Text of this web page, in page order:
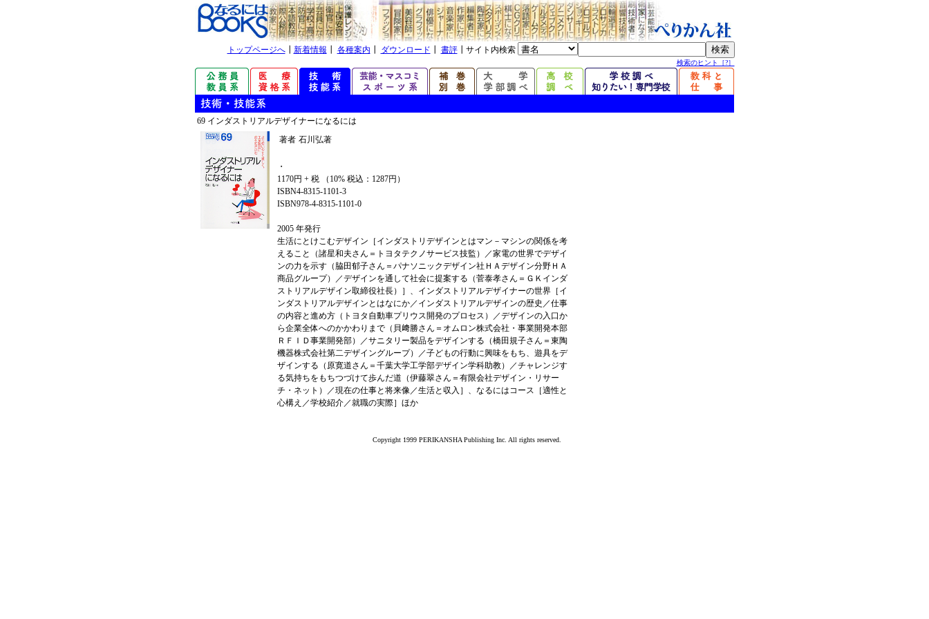
トップページへ┃ 新着情報 各種案内 ダウンロード 書評┃サイト内検索
検索のヒント［?］
69 インダストリアルデザイナーになるには
著者 石川弘著
・
1170円 + 税 （10% 税込：1287円）
ISBN4-8315-1101-3
ISBN978-4-8315-1101-0
2005 年発行
生活にとけこむデザイン［インダストリデザインとはマン－マシンの関係を考
えること（諸星和夫さん＝トヨタテクノサービス技監）／家電の世界でデザイ
ンの力を示す（脇田郁子さん＝パナソニックデザイン社ＨＡデザイン分野ＨＡ
商品グループ）／デザインを通して社会に提案する（菅泰孝さん＝ＧＫインダ
ストリアルデザイン取締役社長）］、インダストリアルデザイナーの世界［イ
ンダストリアルデザインとはなにか／インダストリアルデザインの歴史／仕事
の内容と進め方（トヨタ自動車プリウス開発のプロセス）／デザインの入口か
ら企業全体へのかかわりまで（貝﨑勝さん＝オムロン株式会社・事業開発本部
ＲＦＩＤ事業開発部）／サニタリー製品をデザインする（橋田規子さん＝東陶
機器株式会社第二デザイングループ）／子どもの行動に興味をもち、遊具をデ
ザインする（原寛道さん＝千葉大学工学部デザイン学科助教）／チャレンジす
る気持ちをもちつづけて歩んだ道（伊藤翠さん＝有限会社デザイン・リサー
チ・ネット）／現在の仕事と将来像／生活と収入］、なるにはコース［適性と
心構え／学校紹介／就職の実際］ほか
Copyright 1999 PERIKANSHA Publishing Inc. All rights reserved.